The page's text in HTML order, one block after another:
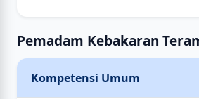
Pemadam Kebakaran
Kompetensi Umum